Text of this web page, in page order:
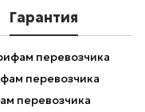
Гарантия
перевозчика
перевозчика
перевозчика